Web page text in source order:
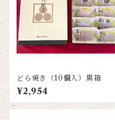
どら焼き（10個入）黒箱
¥2,954